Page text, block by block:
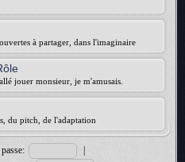
à partager, dans l'imaginaire
jouer monsieur, je m'amusais.
du pitch, de l'adaptation
|